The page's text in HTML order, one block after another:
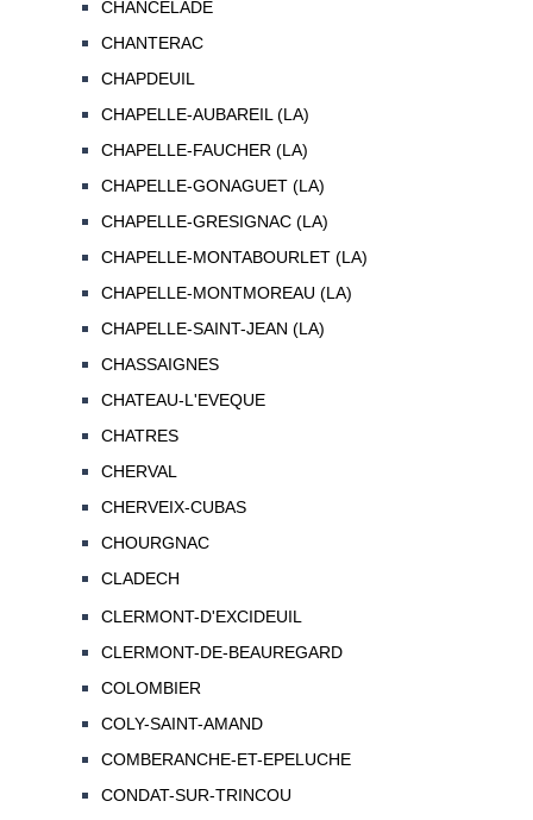
CHANCELADE
CHANTERAC
CHAPDEUIL
CHAPELLE-AUBAREIL (LA)
CHAPELLE-FAUCHER (LA)
CHAPELLE-GONAGUET (LA)
CHAPELLE-GRESIGNAC (LA)
CHAPELLE-MONTABOURLET (LA)
CHAPELLE-MONTMOREAU (LA)
CHAPELLE-SAINT-JEAN (LA)
CHASSAIGNES
CHATEAU-L'EVEQUE
CHATRES
CHERVAL
CHERVEIX-CUBAS
CHOURGNAC
CLADECH
CLERMONT-D'EXCIDEUIL
CLERMONT-DE-BEAUREGARD
COLOMBIER
COLY-SAINT-AMAND
COMBERANCHE-ET-EPELUCHE
CONDAT-SUR-TRINCOU